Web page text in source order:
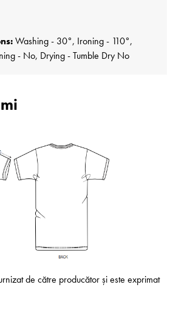
Washing - 30°, Ironing - 110°,
- No, Drying - Tumble Dry No
de către producător și este exprimat